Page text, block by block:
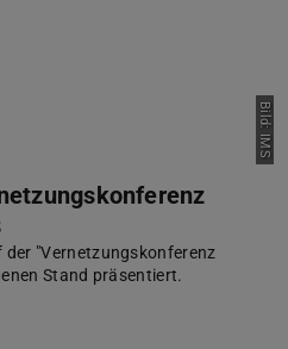
Bild: IMS
der "Vernetzungskonferenz
Stand präsentiert.